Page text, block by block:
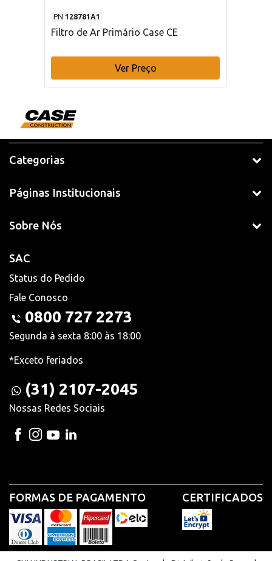
PN 128781A1
Filtro de Ar Primário Case CE
Ver Preço
Categorias
Páginas Institucionais
Sobre Nós
SAC
Status do Pedido
Fale Conosco
0800 727 2273
Segunda à sexta 8:00 às 18:00
*Exceto feriados
(31) 2107-2045
Nossas Redes Sociais
FORMAS DE PAGAMENTO CERTIFICADOS